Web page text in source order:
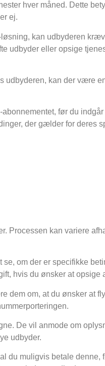
hver måned. Dette
ej.
kan udbyderen
udbyder eller opsige
kan der være
før du
der gælder for deres
Processen kan variere
om der er specifikke
hvis du ønsker at opsige
dem om, at du ønsker at
De vil anmode om
udbyder.
muligvis betale denne,